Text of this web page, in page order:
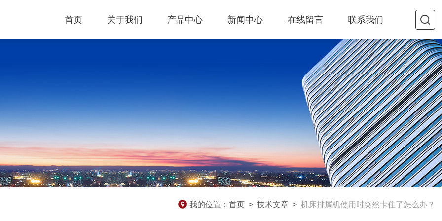
首页 关于我们 产品中心 新闻中心 在线留言 联系我们
我的位置： 首页 > 技术文章 > 机床排屑机使用时突然卡住了怎么办？